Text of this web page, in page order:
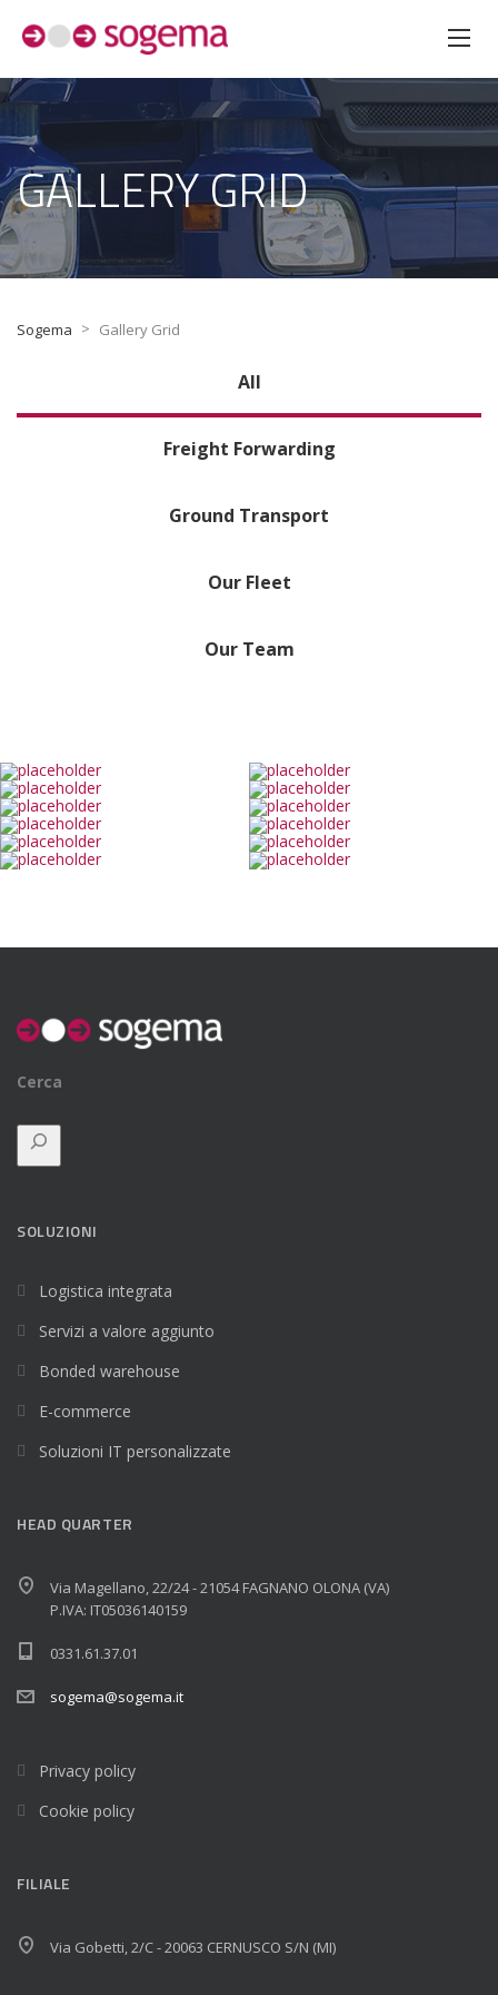
GALLERY GRID
Sogema > Gallery Grid
All
Freight Forwarding
Ground Transport
Our Fleet
Our Team
Cerca
SOLUZIONI
Logistica integrata
Servizi a valore aggiunto
Bonded warehouse
E-commerce
Soluzioni IT personalizzate
HEAD QUARTER
Via Magellano, 22/24 - 21054 FAGNANO OLONA (VA)
P.IVA: IT05036140159
0331.61.37.01
sogema@sogema.it
Privacy policy
Cookie policy
FILIALE
Via Gobetti, 2/C - 20063 CERNUSCO S/N (MI)